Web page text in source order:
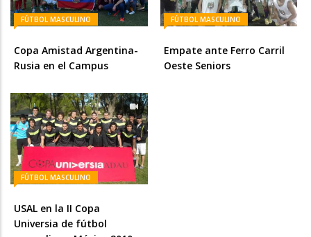
FÚTBOL MASCULINO
Copa Amistad Argentina-
Rusia en el Campus
FÚTBOL MASCULINO
Empate ante Ferro Carril
Oeste Seniors
FÚTBOL MASCULINO
USAL en la II Copa
Universia de fútbol